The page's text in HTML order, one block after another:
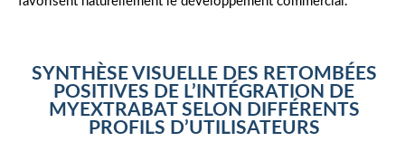
SYNTHÈSE VISUELLE DES RETOMBÉES
POSITIVES DE L’INTÉGRATION DE
MYEXTRABAT SELON DIFFÉRENTS
PROFILS D’UTILISATEURS